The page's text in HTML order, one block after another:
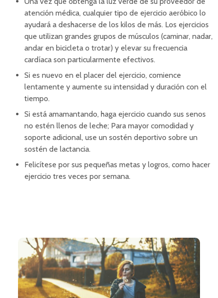
atención médica, cualquier tipo de ejercicio aeróbico lo
ayudará a deshacerse de los kilos de más. Los ejercicios
que utilizan grandes grupos de músculos (caminar, nadar,
andar en bicicleta o trotar) y elevar su frecuencia
cardíaca son particularmente efectivos.
Si es nuevo en el placer del ejercicio, comience
lentamente y aumente su intensidad y duración con el
tiempo.
Si está amamantando, haga ejercicio cuando sus senos
no estén llenos de leche; Para mayor comodidad y
soporte adicional, use un sostén deportivo sobre un
sostén de lactancia.
Felicítese por sus pequeñas metas y logros, como hacer
ejercicio tres veces por semana.